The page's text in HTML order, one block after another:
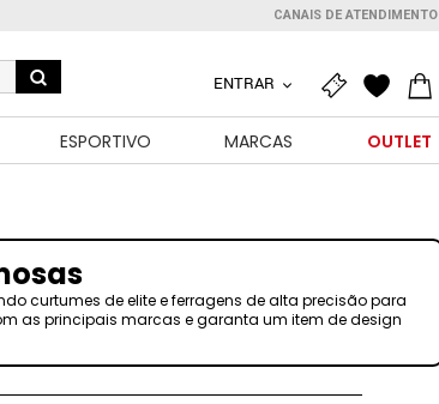
CANAIS DE ATENDIMENTO
ENTRAR
ESPORTIVO MARCAS OUTLET
curtumes de elite e ferragens de alta precisão para
as principais marcas e garanta um item de design